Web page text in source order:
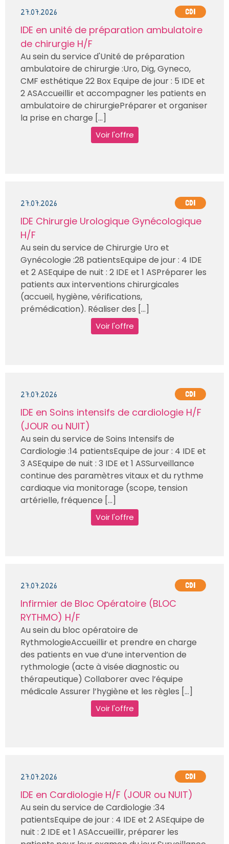
27.07.2026 CDI
IDE en unité de préparation ambulatoire
de chirurgie H/F
Au sein du service d'Unité de préparation
ambulatoire de chirurgie :Uro, Dig, Gyneco,
CMF esthétique 22 Box Equipe de jour : 5 IDE et
2 ASAccueillir et accompagner les patients en
ambulatoire de chirurgiePréparer et organiser
la prise en charge [...]
Voir l'offre
27.07.2026 CDI
IDE Chirurgie Urologique Gynécologique
H/F
Au sein du service de Chirurgie Uro et
Gynécologie :28 patientsEquipe de jour : 4 IDE
et 2 ASEquipe de nuit : 2 IDE et 1 ASPréparer les
patients aux interventions chirurgicales
(accueil, hygiène, vérifications,
prémédication). Réaliser des [...]
Voir l'offre
27.07.2026 CDI
IDE en Soins intensifs de cardiologie H/F
(JOUR ou NUIT)
Au sein du service de Soins Intensifs de
Cardiologie :14 patientsEquipe de jour : 4 IDE et
3 ASEquipe de nuit : 3 IDE et 1 ASSurveillance
continue des paramètres vitaux et du rythme
cardiaque via monitorage (scope, tension
artérielle, fréquence [...]
Voir l'offre
27.07.2026 CDI
Infirmier de Bloc Opératoire (BLOC
RYTHMO) H/F
Au sein du bloc opératoire de
RythmologieAccueillir et prendre en charge
des patients en vue d’une intervention de
rythmologie (acte à visée diagnostic ou
thérapeutique) Collaborer avec l’équipe
médicale Assurer l’hygiène et les règles [...]
Voir l'offre
27.07.2026 CDI
IDE en Cardiologie H/F (JOUR ou NUIT)
Au sein du service de Cardiologie :34
patientsEquipe de jour : 4 IDE et 2 ASEquipe de
nuit : 2 IDE et 1 ASAccueillir, préparer les